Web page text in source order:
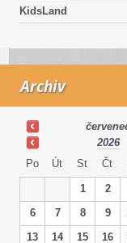
KidsLand
Archiv
2026
Po
Út St Čt
1 2
6
7 8 9
13
14 15 16